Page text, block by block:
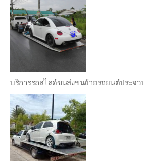
บริการรถสไลด์ขนส่งขนย้ายรถยนต์ประจ